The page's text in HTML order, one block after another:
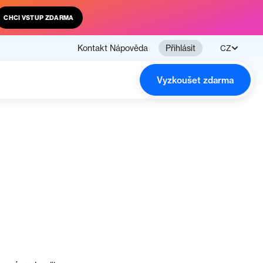
CHCI VSTUP ZDARMA
Kontakt Nápověda Přihlásit CZ
Vyzkoušet zdarma